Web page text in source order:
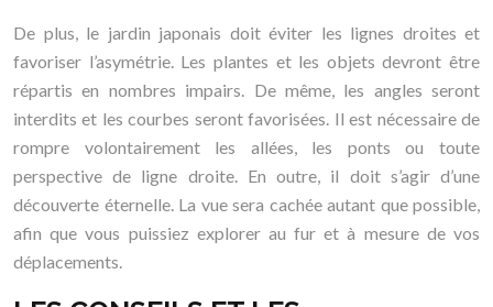
De plus, le jardin japonais doit éviter les lignes droites et
favoriser l’asymétrie. Les plantes et les objets devront être
répartis en nombres impairs. De même, les angles seront
interdits et les courbes seront favorisées. Il est nécessaire de
rompre volontairement les allées, les ponts ou toute
perspective de ligne droite. En outre, il doit s’agir d’une
découverte éternelle. La vue sera cachée autant que possible,
afin que vous puissiez explorer au fur et à mesure de vos
déplacements.